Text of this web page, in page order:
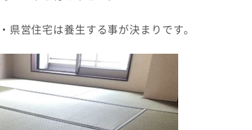
営住宅は養生する事が決まりです。